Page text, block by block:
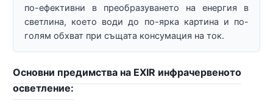
по-ефективни в преобразуването на енергия в
светлина, което води до по-ярка картина и по-
голям обхват при същата консумация на ток.
Основни предимства на EXIR инфрачервеното
осветление: